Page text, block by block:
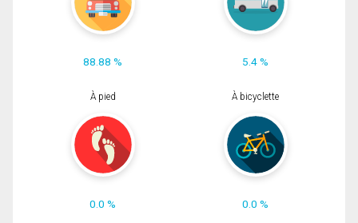
88.88 % 5.4 %
À pied
0.0 %
À bicyclette
0.0 %